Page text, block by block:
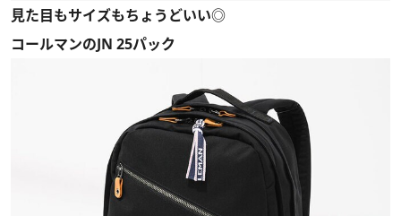
見た目もサイズもちょうどいい◎
コールマンのJN 25パック